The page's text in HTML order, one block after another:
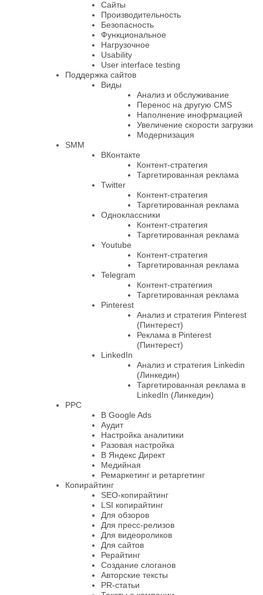
Сайты
Производительность
Безопасность
Функциональное
Нагрузочное
Usability
User interface testing
Поддержка сайтов
Виды
Анализ и обслуживание
Перенос на другую CMS
Наполнение инофрмацией
Увеличение скорости загрузки
Модернизация
SMM
ВКонтакте
Контент-стратегия
Таргетированная реклама
Twitter
Контент-стратегия
Таргетированная реклама
Одноклассники
Контент-стратегия
Таргетированная реклама
Youtube
Контент-стратегия
Таргетированная реклама
Telegram
Контент-стратегиия
Таргетированная реклама
Pinterest
Анализ и стратегия Pinterest
(Пинтерест)
Реклама в Pinterest
(Пинтерест)
LinkedIn
Анализ и стратегия Linkedin
(Линкедин)
Таргетированная реклама в
LinkedIn (Линкедин)
PPC
В Google Ads
Аудит
Настройка аналитики
Разовая настройка
В Яндекс Директ
Медийная
Ремаркетинг и ретаргетинг
Копирайтинг
SEO-копирайтинг
LSI копирайтинг
Для обзоров
Для пресс-релизов
Для видеороликов
Для сайтов
Рерайтинг
Создание слоганов
Авторские тексты
PR-статьи